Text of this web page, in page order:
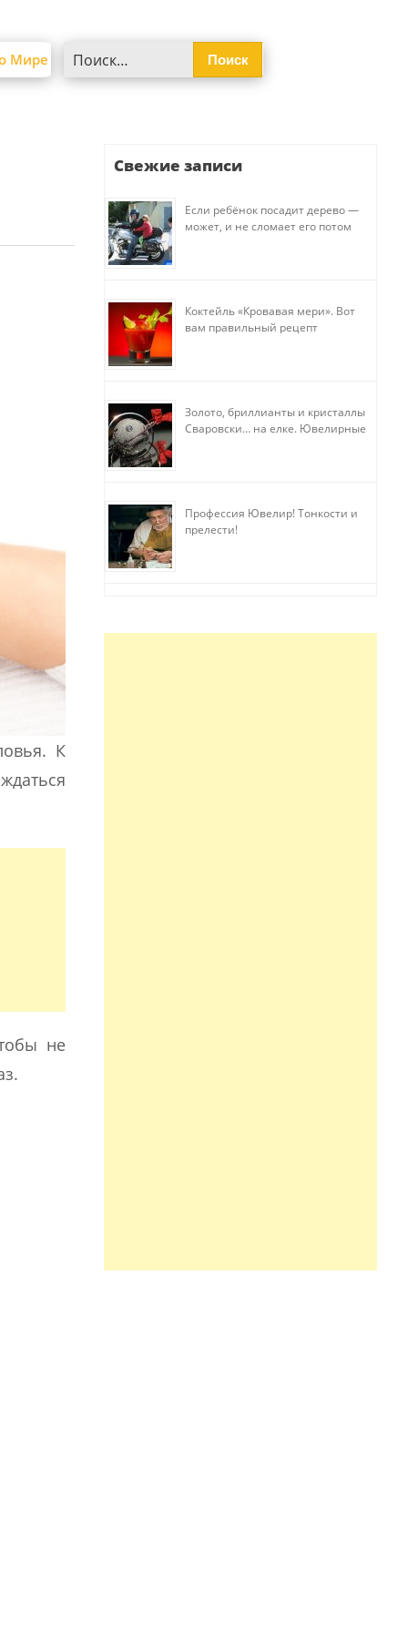
Мире
К
не
Свежие записи
Если ребёнок посадит дерево —
может, и не сломает его потом
Коктейль «Кровавая мери». Вот
вам правильный рецепт
Золото, бриллианты и кристаллы
Сваровски… на елке. Ювелирные
Профессия Ювелир! Тонкости и
прелести!